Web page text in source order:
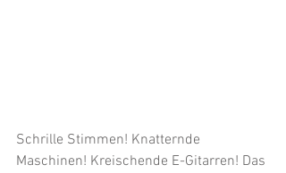
Schrille Stimmen! Knatternde
Maschinen! Kreischende E-Gitarren! Das